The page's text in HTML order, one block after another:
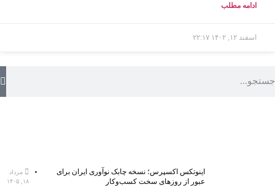
ادامه مطلب
اسفند ۱۲, ۱۴۰۲ ۲۲:۱۷
اینوتکس اکسپرس؛ نسخه چابک نوآوری ایران برای
عبور از روزهای سخت کسب‌وکار
مرداد
۱۸, ۱۴۰۵